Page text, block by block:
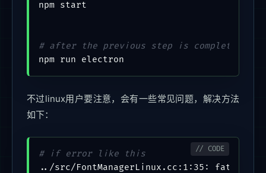
npm start
# after the previous step is completed to
不过linux用户要注意，会有一些常见问题，解决方法
如下：
# if error like this
../src/FontManagerLinux.cc:1:35: fatal